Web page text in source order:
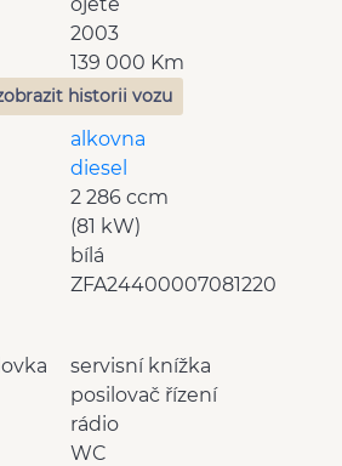
2003
139 000 Km
historii vozu
alkovna
diesel
2 286 ccm
(81 kW)
bílá
ZFA24400007081220
servisní knížka
posilovač řízení
rádio
WC